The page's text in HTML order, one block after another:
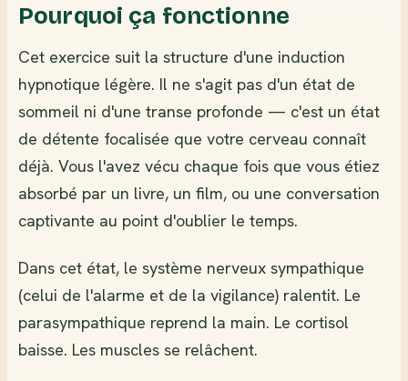
Pourquoi ça fonctionne
Cet exercice suit la structure d'une induction
hypnotique légère. Il ne s'agit pas d'un état de
sommeil ni d'une transe profonde — c'est un état
de détente focalisée que votre cerveau connaît
déjà. Vous l'avez vécu chaque fois que vous étiez
absorbé par un livre, un film, ou une conversation
captivante au point d'oublier le temps.
Dans cet état, le système nerveux sympathique
(celui de l'alarme et de la vigilance) ralentit. Le
parasympathique reprend la main. Le cortisol
baisse. Les muscles se relâchent.